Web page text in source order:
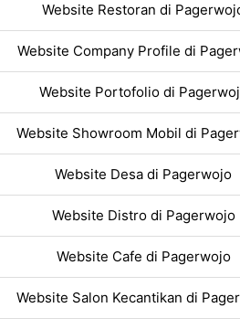
Website Restoran di
Website Company Profile di
Website Portofolio di
Website Showroom Mobil di
Website Desa di Pagerwojo
Website Distro di Pagerwojo
Website Cafe di Pagerwojo
Website Salon Kecantikan di